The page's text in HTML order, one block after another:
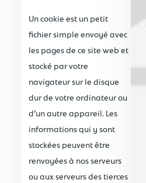
Un cookie est un petit
fichier simple envoyé avec
les pages de ce site web et
stocké par votre
navigateur sur le disque
dur de votre ordinateur ou
d’un autre appareil. Les
informations qui y sont
stockées peuvent être
renvoyées à nos serveurs
ou aux serveurs des tierces